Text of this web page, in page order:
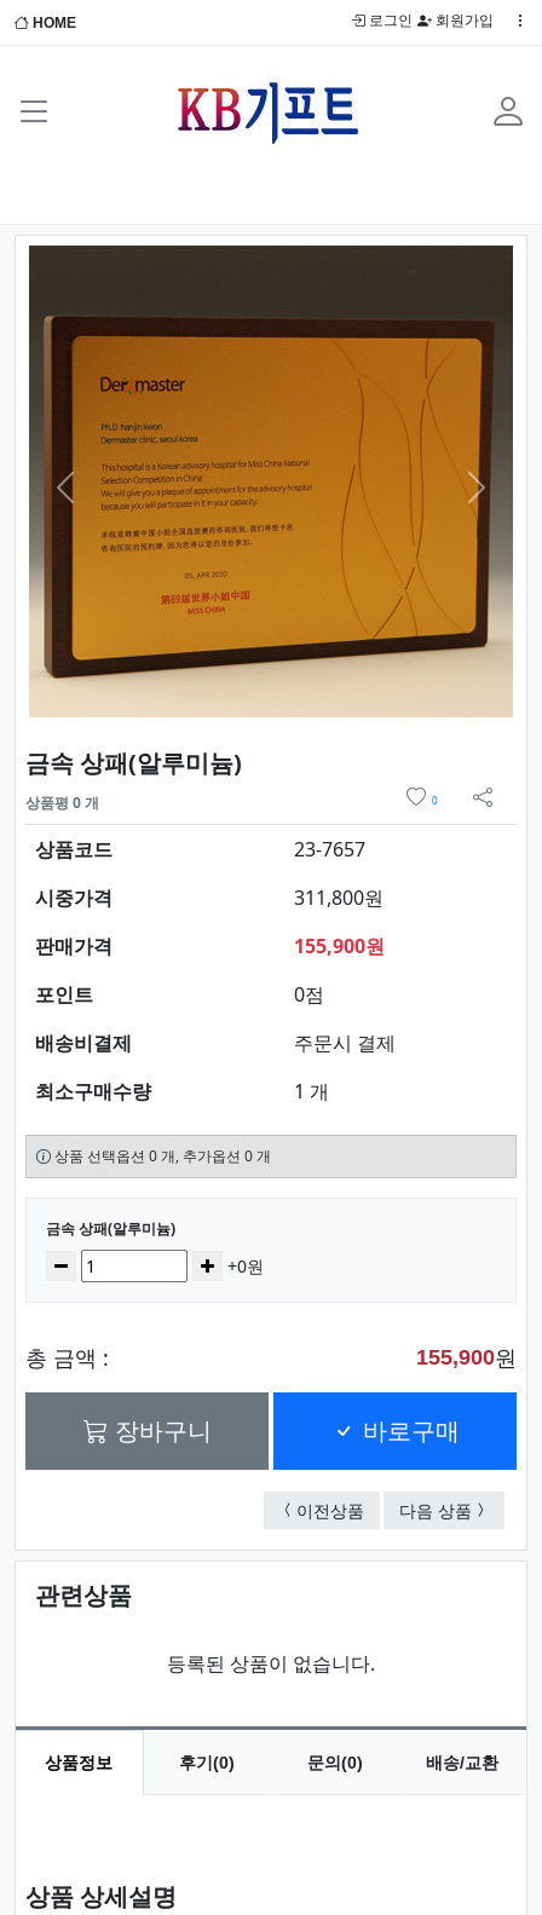
HOME 로그인 회원가입
Previous Next
금속 상패(알루미늄)
상품평 0 개 0
sns 공
상품코드
23-7657
시중가격
311,800원
판매가격
155,900원
포인트
0점
배송비결제
주문시 결제
최소구매수량
1 개
상품 선택옵션 0 개, 추가옵션 0 개
선택된 옵션
금속 상패(알루미늄)
수량감소 증가+0원
총 금액 : 155,900원
장바구니 바로구매
이전상품 금속 상패(알루미늄)
다음 상품 금속 상
관련상품
등록된 상품이 없습니다.
상품정보 후기(0) 문의(0) 배송/교환
상품 상세설명